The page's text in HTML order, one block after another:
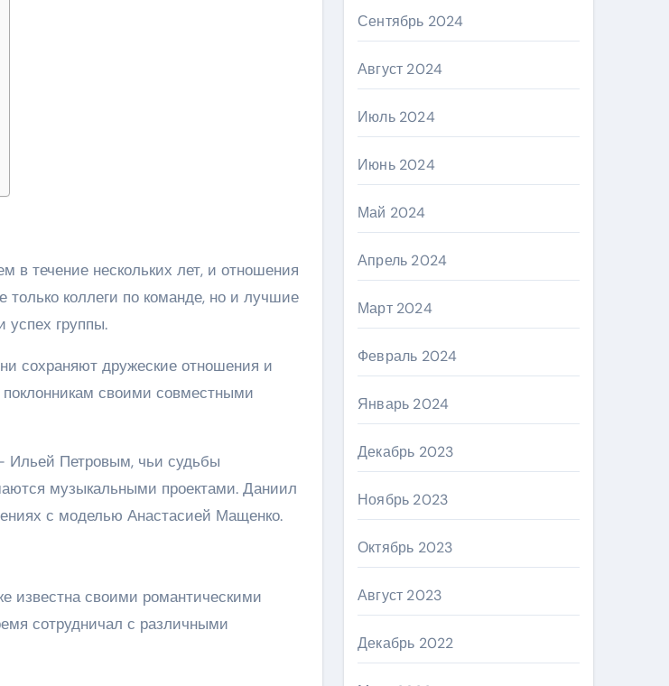
течение нескольких лет, и отношения
коллеги по команде, но и лучшие
успех группы.
сохраняют дружеские отношения и
своими совместными
Ильей Петровым, чьи судьбы
музыкальными проектами. Даниил
с моделью Анастасией Мащенко.
известна своими романтическими
сотрудничал с различными
Сентябрь 2024
Август 2024
Июль 2024
Июнь 2024
Май 2024
Апрель 2024
Март 2024
Февраль 2024
Январь 2024
Декабрь 2023
Ноябрь 2023
Октябрь 2023
Август 2023
Декабрь 2022